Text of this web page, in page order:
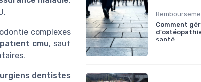
complexes
patient cmu, sauf
dentistes
Comment
santé